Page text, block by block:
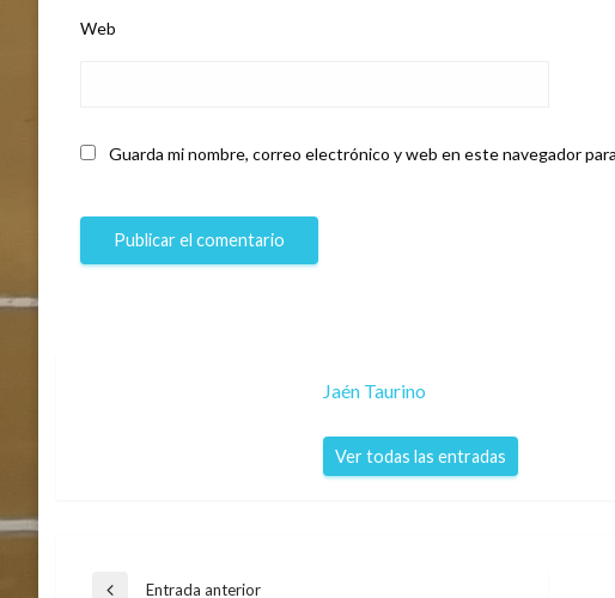
Web
Guarda mi nombre, correo electrónico y web en este navegador
Jaén Taurino
Ver todas las entradas
Entrada anterior